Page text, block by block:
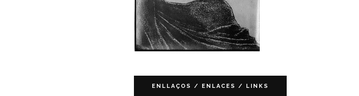
ENLLAÇOS / ENLACES / LINKS